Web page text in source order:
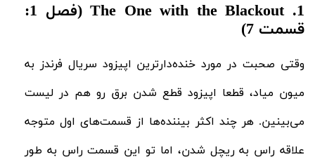
1. The One with the Blackout (فصل 1:
قسمت 7)
وقتی صحبت در مورد خنده‌دارترین اپیزود سریال فرندز به
میون میاد، قطعا اپیزود قطع شدن برق رو هم در لیست
می‌بینین. هر چند اکثر بیننده‌ها از قسمت‌های اول متوجه
علاقه راس به ریچل شدن، اما تو این قسمت راس به طور